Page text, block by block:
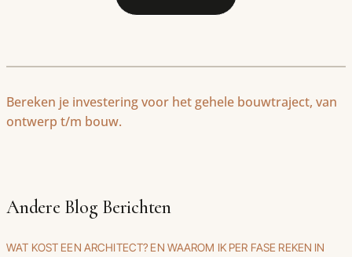
Bereken je investering voor het gehele bouwtraject, van
ontwerp t/m bouw.
Andere Blog Berichten
WAT KOST EEN ARCHITECT? EN WAAROM IK PER FASE REKEN IN